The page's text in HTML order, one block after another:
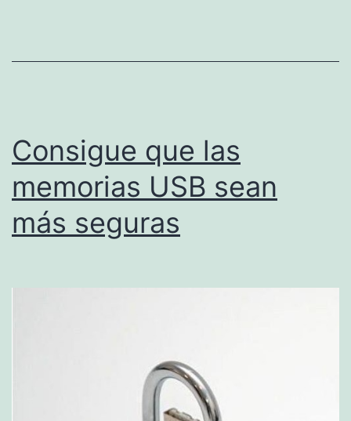
Consigue que las
memorias USB sean
más seguras